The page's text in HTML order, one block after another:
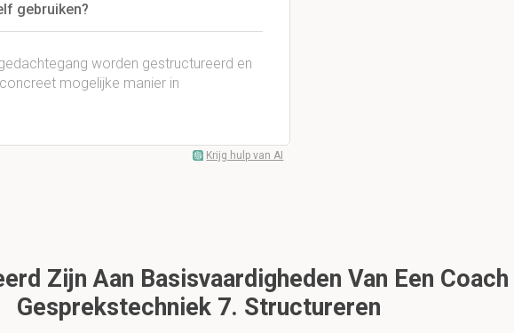
gebruiken?
worden gestructureerd en
mogelijke manier in
Krijg hulp van AI
Zijn Aan Basisvaardigheden Van Een
Gesprekstechniek 7. Structureren